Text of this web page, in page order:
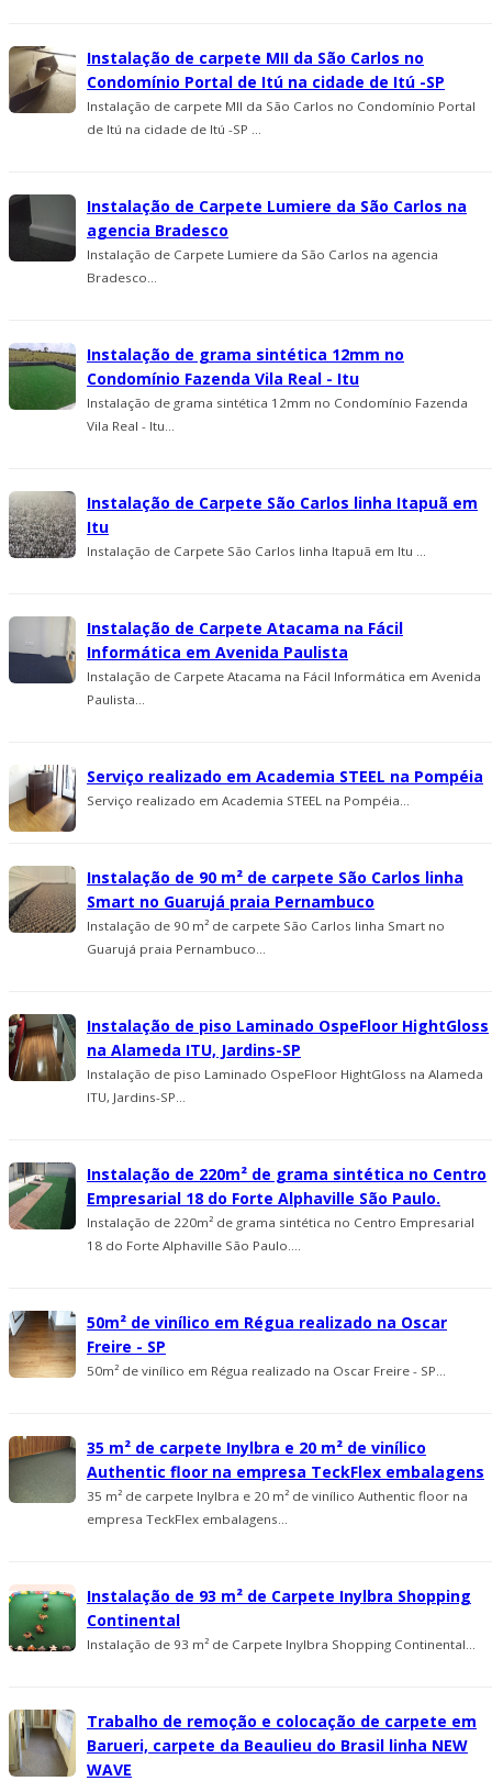
Instalação de carpete MII da São Carlos no
Condomí­nio Portal de Itú na cidade de Itú -SP
Instalação de carpete MII da São Carlos no Condomí­nio Portal
de Itú na cidade de Itú -SP ...
Instalação de Carpete Lumiere da São Carlos na
agencia Bradesco
Instalação de Carpete Lumiere da São Carlos na agencia
Bradesco...
Instalação de grama sintética 12mm no
Condomínio Fazenda Vila Real - Itu
Instalação de grama sintética 12mm no Condomínio Fazenda
Vila Real - Itu...
Instalação de Carpete São Carlos linha Itapuã em
Itu
Instalação de Carpete São Carlos linha Itapuã em Itu ...
Instalação de Carpete Atacama na Fácil
Informática em Avenida Paulista
Instalação de Carpete Atacama na Fácil Informática em Avenida
Paulista...
Serviço realizado em Academia STEEL na Pompéia
Serviço realizado em Academia STEEL na Pompéia...
Instalação de 90 m² de carpete São Carlos linha
Smart no Guarujá praia Pernambuco
Instalação de 90 m² de carpete São Carlos linha Smart no
Guarujá praia Pernambuco...
Instalação de piso Laminado OspeFloor HightGloss
na Alameda ITU, Jardins-SP
Instalação de piso Laminado OspeFloor HightGloss na Alameda
ITU, Jardins-SP...
Instalação de 220m² de grama sintética no Centro
Empresarial 18 do Forte Alphaville São Paulo.
Instalação de 220m² de grama sintética no Centro Empresarial
18 do Forte Alphaville São Paulo....
50m² de vinílico em Régua realizado na Oscar
Freire - SP
50m² de vinílico em Régua realizado na Oscar Freire - SP...
35 m² de carpete Inylbra e 20 m² de viní­lico
Authentic floor na empresa TeckFlex embalagens
35 m² de carpete Inylbra e 20 m² de viní­lico Authentic floor na
empresa TeckFlex embalagens...
Instalação de 93 m² de Carpete Inylbra Shopping
Continental
Instalação de 93 m² de Carpete Inylbra Shopping Continental...
Trabalho de remoção e colocação de carpete em
Barueri, carpete da Beaulieu do Brasil linha NEW
WAVE